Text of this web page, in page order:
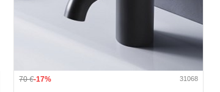
70€-17% 31068